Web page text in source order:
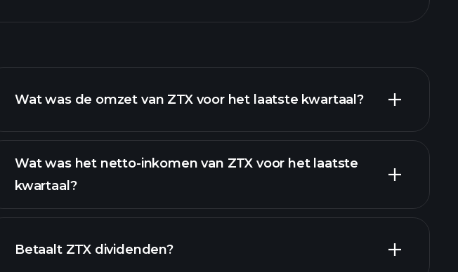
Wat was de omzet van ZTX voor het laatste kwartaal?
financiële rapporten
Wat was het netto-inkomen van ZTX voor het laatste
kwartaal?
Betaalt ZTX dividenden?